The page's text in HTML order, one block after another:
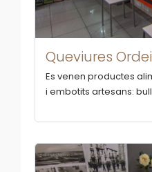
Queviures
Es venen productes
i embotits artesans: